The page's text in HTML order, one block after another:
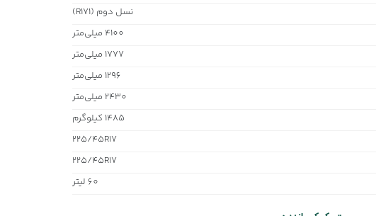
نسل دوم (R171)
4100 میلی‌متر
1777 میلی‌متر
1296 میلی‌متر
2430 میلی‌متر
1485 کیلوگرم
225/45R17
225/45R17
60 لیتر